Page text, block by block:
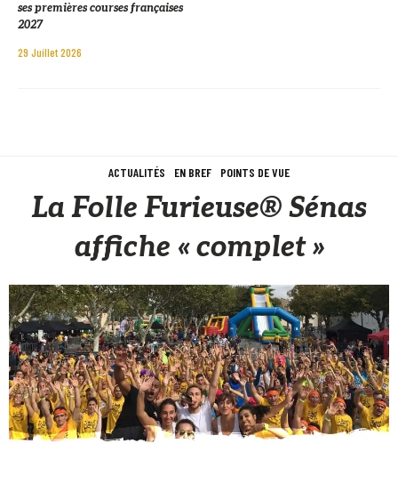
ses premières courses françaises
2027
29 Juillet 2026
ACTUALITÉS EN BREF POINTS DE VUE
La Folle Furieuse® Sénas
affiche « complet »